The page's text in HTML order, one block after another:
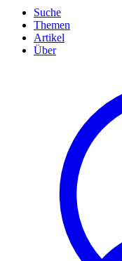
Suche
Themen
Artikel
Über